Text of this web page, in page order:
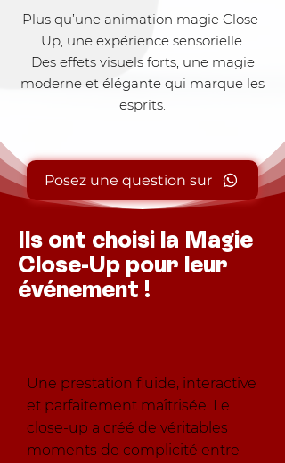
Plus qu’une animation magie Close-
Up, une expérience sensorielle.
Des effets visuels forts, une magie
moderne et élégante qui marque les
esprits.
Posez une question sur
Ils ont choisi la Magie
Close-Up pour leur
événement !
Une prestation fluide, interactive
et parfaitement maîtrisée. Le
close-up a créé de véritables
moments de complicité entre